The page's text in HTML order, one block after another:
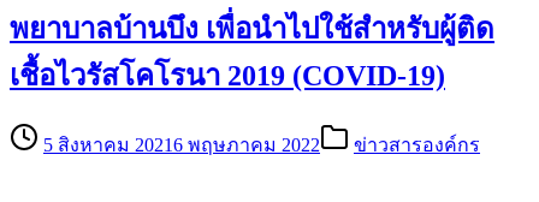
พยาบาลบ้านบึง เพื่อนำไปใช้สำหรับผู้ติด
เชื้อไวรัสโคโรนา 2019 (COVID-19)
5 สิงหาคม 20216 พฤษภาคม 2022 ข่าวสารองค์กร